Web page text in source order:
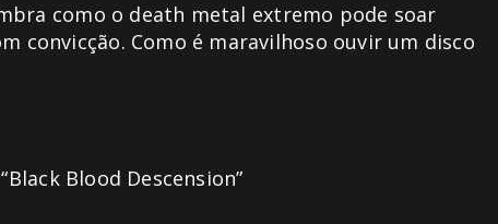
como o death metal extremo pode soar
convicção. Como é maravilhoso ouvir um disco
Blood Descension”